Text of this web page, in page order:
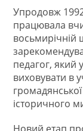
Упродовж
працювала
восьмирічній
педагог, який
виховувати в
історичного
Новий етап